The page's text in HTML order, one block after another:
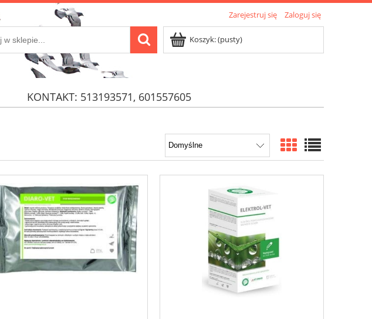
Zarejestruj się Zaloguj się
Koszyk:(pusty)
KONTAKT: 513193571, 601557605